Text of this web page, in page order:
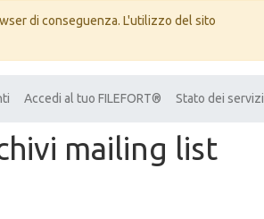
di conseguenza. L'utilizzo del sito
Accedi al tuo FILEFORT® Stato dei servizi
mailing list